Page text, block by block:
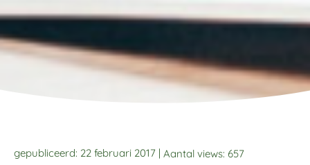
gepubliceerd: 22 februari 2017 | Aantal views: 657